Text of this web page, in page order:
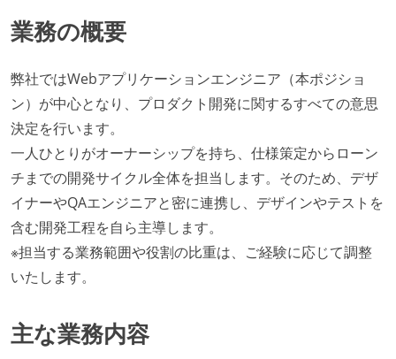
業務の概要
弊社ではWebアプリケーションエンジニア（本ポジショ
ン）が中心となり、プロダクト開発に関するすべての意思
決定を行います。
一人ひとりがオーナーシップを持ち、仕様策定からローン
チまでの開発サイクル全体を担当します。そのため、デザ
イナーやQAエンジニアと密に連携し、デザインやテストを
含む開発工程を自ら主導します。
※担当する業務範囲や役割の比重は、ご経験に応じて調整
いたします。
主な業務内容